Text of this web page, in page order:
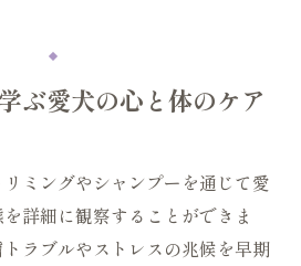
ぶ愛犬の心と体のケア
ミングやシャンプーを通じて愛
詳細に観察することができま
ラブルやストレスの兆候を早期